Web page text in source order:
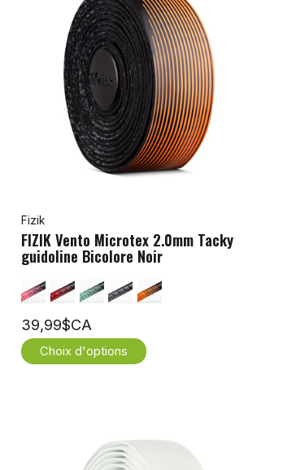
Fizik
FIZIK Vento Microtex 2.0mm Tacky
guidoline Bicolore Noir
39,99$CA
Choix d'options